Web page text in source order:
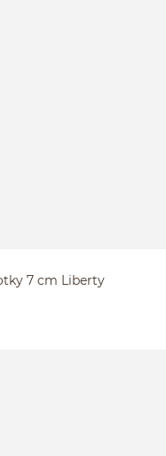
7 cm Liberty